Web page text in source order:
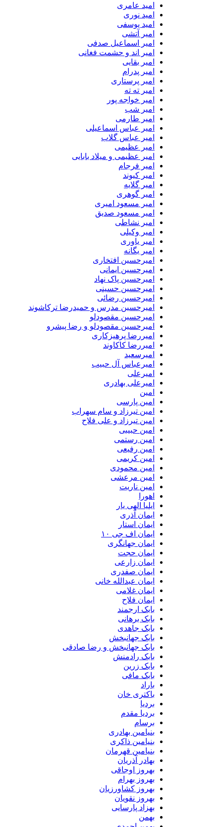
امید عامری
امید نوری
امید یوسفی
امیر آتشی
امیر اسماعیل صدفی
امیر اند و حشمت فغانی
امیر بقایی
امیر پدرام
امیر پرستاری
امیر ته ته
امیر خواجه پور
امیر شب
امیر طارمی
امیر عباس اسماعیلی
امیر عباس گلاب
امیر عظیمی
امیر عظیمی و میلاد بابایی
امیر فرجام
امیر کیوند
امیر گلایه
امیر گوهری
امیر مسعود امیری
امیر مسعود صدیق
امیر نشاطی
امیر وکیلی
امیر یاوری
امیر یگانه
امیرحسین افتخاری
امیرحسین ایمانی
امیرحسین پاک نهاد
امیرحسین حسینی
امیرحسین رضائی
امیرحسین مدرس و حمیدرضا ترکاشوند
امیرحسین مقصودلو
امیرحسین مقصودلو و رضا پیشرو
امیررضا پرهیزکاری
امیررضا کاکاوند
امیرسعید
امیرعباس آل حبیب
امیرعلی
امیرعلی بهادری
امین پارسی
امین تیرزاد و سام سهراب
امین تیرزاد و علی فلاح
امین حبیبی
امین رستمی
امین رفیعی
امین کریمی
امین محمودی
امین مرعشی
امین ناریت
ایلیا الهی یار
ایمان آذری
ایمان استار
ایمان اف جی ۱۰
ایمان جهانگری
ایمان حجت
ایمان زارعی
ایمان صفدری
ایمان عبدالله خانی
ایمان غلامی
ایمان فلاح
بابک ارجمند
بابک برهانی
بابک جاهدی
بابک جهانبخش
بابک جهانبخش و رضا صادقی
بابک رادمنش
بابک زرین
بابک مافی
باکتری خان
بردیا مقدم
بنیامین بهادری
بنیامین ذاکری
بنیامین قهرمان
بهادر آذریان
بهروز اوجاقی
بهروز بهرام
بهروز کشاورزیان
بهروز نقویان
بهزاد پارسایی